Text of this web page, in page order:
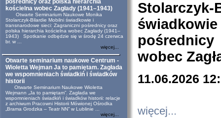
pośrednicy oraz polska hierarchia
kościelna wobec Zagłady (1941–1943)
Otwarte Seminarium Naukowe Monika
Stolarczyk-Bilardie Mobilni świadkowie i
transnarodowe sieci: Zagraniczni pośrednicy oraz
polska hierarchia kościelna wobec Zagłady (1941–
1943) Spotkanie odbędzie się w środę 24 czerwca
br. w ...
więcej...
Otwarte seminarium naukowe Centrum -
Wioletta Wejman Ja to pamiętam. Zagłada
we wspomnieniach świadkiń i świadków
historii
Otwarte Seminarium Naukowe Wioletta
Wejmann „Ja to pamiętam”. Zagłada we
wspomnieniach świadkiń i świadków historii: relacje
z archiwum Pracowni Historii Mówionej Ośrodka
„Brama Grodzka – Teatr NN” w Lublinie ...
więcej...
wobec
11.06.2026
więcej...